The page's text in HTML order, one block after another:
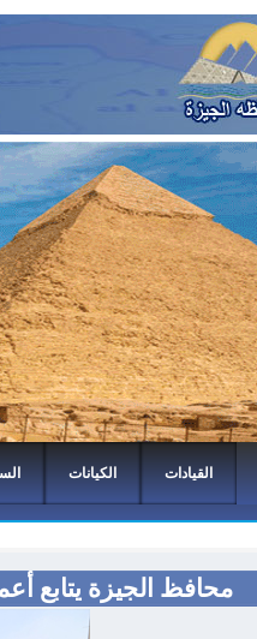
القيادات الكيانات
محافظ الجيزة يتابع